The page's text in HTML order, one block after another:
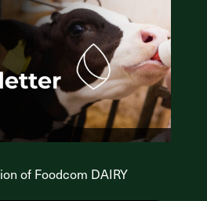
of Foodcom DAIRY